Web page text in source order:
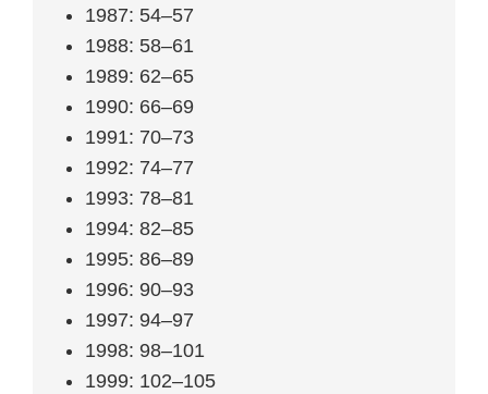
1987: 54–57
1988: 58–61
1989: 62–65
1990: 66–69
1991: 70–73
1992: 74–77
1993: 78–81
1994: 82–85
1995: 86–89
1996: 90–93
1997: 94–97
1998: 98–101
1999: 102–105